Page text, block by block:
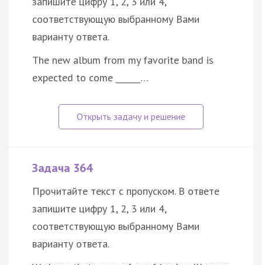
соответствующую выбранному Вами
варианту ответа.
The new album from my favorite band is
expected to come ______…
Задача 364
Прочитайте текст с пропуском. В ответе
запишите цифру 1, 2, 3 или 4,
соответствующую выбранному Вами
варианту ответа.